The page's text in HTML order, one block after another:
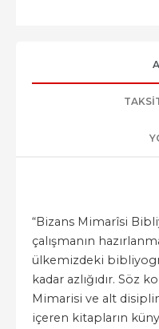
“Bizans Mimarîsi
çalışmanın
ülkemizdeki
kadar azlığıdır. Söz
Mimarisi ve alt
içeren kitapların